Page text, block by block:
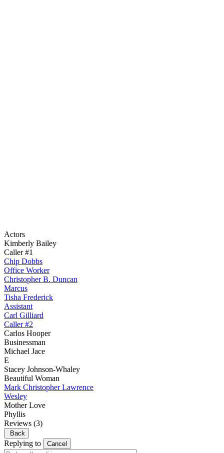
Actors
Kimberly Bailey
Caller #1
Chip Dobbs
Office Worker
Christopher B. Duncan
Marcus
Tisha Frederick
Assistant
Carl Gilliard
Caller #2
Carlos Hooper
Businessman
Michael Jace
E
Stacey Johnson-Whaley
Beautiful Woman
Mark Christopher Lawrence
Wesley
Mother Love
Phyllis
Reviews (3)
Back
Replying to Cancel